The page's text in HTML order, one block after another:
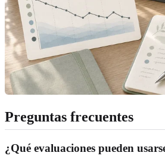
Preguntas frecuentes
¿Qué evaluaciones pueden